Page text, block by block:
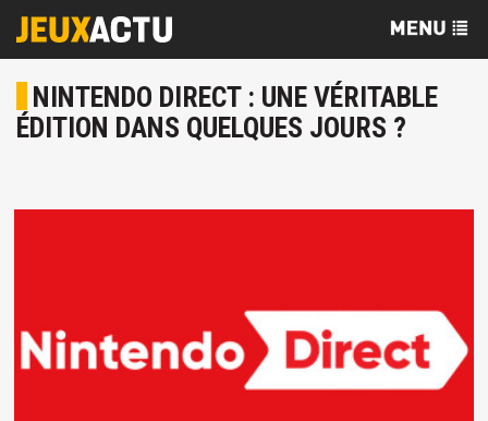
NINTENDO DIRECT : UNE VÉRITABLE
ÉDITION DANS QUELQUES JOURS ?